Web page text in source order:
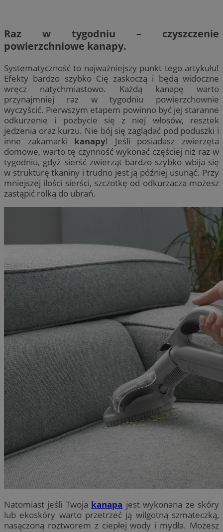
Raz w tygodniu – czyszczenie
powierzchniowe kanapy.
Systematyczność to najważniejszy punkt tego artykułu!
Efekty bardzo szybko Cię zaskoczą i będą widoczne
wręcz natychmiastowo. Każdą kanapę warto
przynajmniej raz w tygodniu powierzchownie
wyczyścić. Pierwszym etapem powinno być jej staranne
odkurzenie i pozbycie się z niej włosów, resztek
jedzenia oraz kurzu. Nie bój się zaglądać pod poduszki i
inne zakamarki kanapy! Jeśli posiadasz zwierzęta
domowe, warto tę czynność wykonać częściej niż raz w
tygodniu, gdyż sierść zwierząt bardzo szybko wbija się
w strukturę tkaniny i trudno jest ją później usunąć. Przy
mniejszej ilości sierści, szczotkę od odkurzacza możesz
zastąpić rolką do ubrań.
Natomiast jeśli Twoja kanapa jest wykonana ze skóry
lub ekoskóry warto przetrzeć ją wilgotną szmateczką,
nasączoną roztworem z ciepłej wody i mydła. Możesz